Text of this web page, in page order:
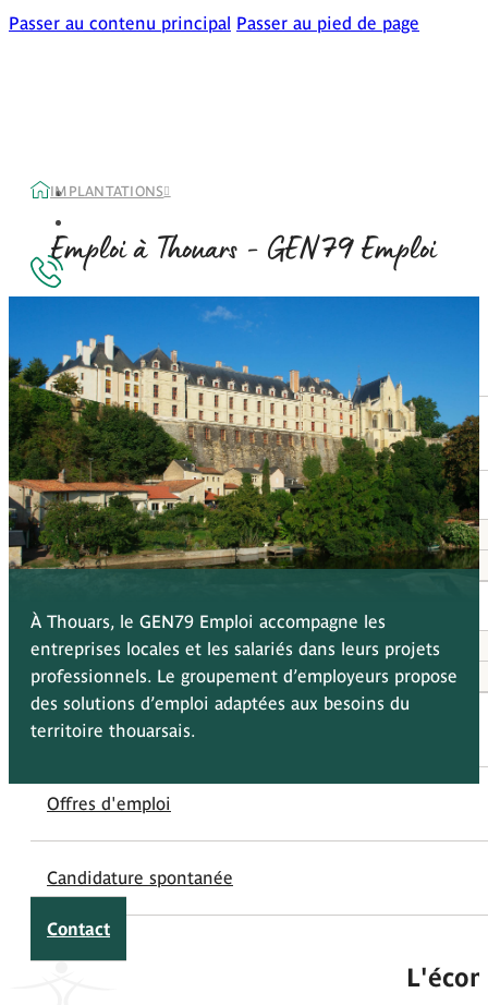
Passer au contenu principal Passer au pied de page
Accueil
À propos
Qui sommes-nous
Nos adhérents
Recruter avec GEN79 Emploi
Liste des adhérents
Salariés
Offres d'emploi
Candidature spontanée
Contact
IMPLANTATIONS
Emploi à Thouars - GEN79Emploi
À Thouars, le GEN79 Emploi accompagne les
entreprises locales et les salariés dans leurs projets
professionnels. Le groupement d’employeurs propose
des solutions d’emploi adaptées aux besoins du
territoire thouarsais.